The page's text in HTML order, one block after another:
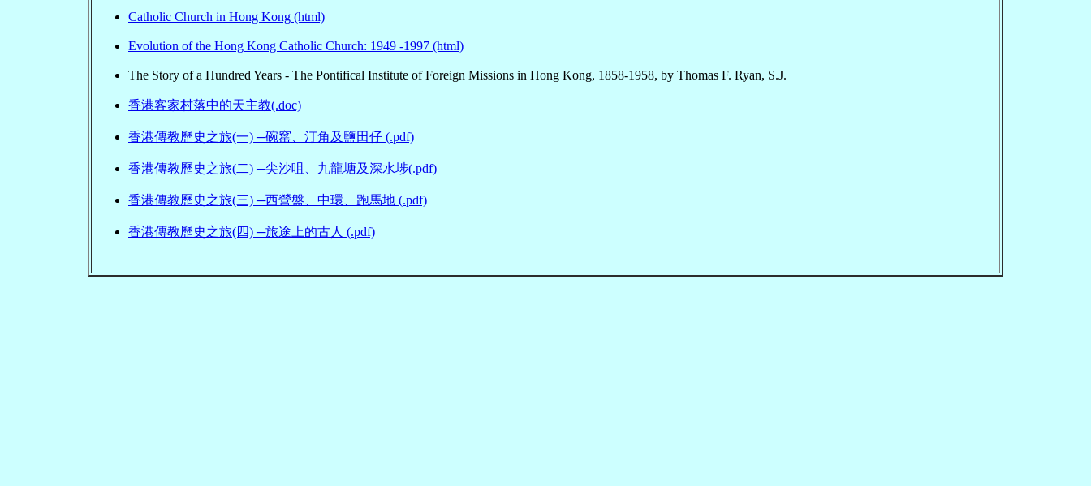
Catholic Church in Hong Kong (html)
Evolution of the Hong Kong Catholic Church: 1949 -1997 (html)
The Story of a Hundred Years - The Pontifical Institute of Foreign Missions in Hong Kong, 1858-1958, by Thomas F. Ryan, S.J.
香港客家村落中的天主教(.doc)
香港傳教歷史之旅(一) ─碗窰、汀角及鹽田仔 (.pdf)
香港傳教歷史之旅(二) ─尖沙咀、九龍塘及深水埗(.pdf)
香港傳教歷史之旅(三) ─西營盤、中環、跑馬地 (.pdf)
香港傳教歷史之旅(四) ─旅途上的古人 (.pdf)